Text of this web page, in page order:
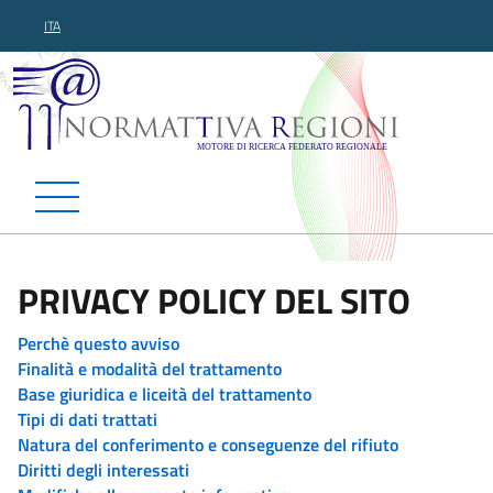
ITA
Normattiva Regioni -
PRIVACY POLICY DEL SITO
Perchè questo avviso
Finalità e modalità del trattamento
Base giuridica e liceità del trattamento
Tipi di dati trattati
Natura del conferimento e conseguenze del rifiuto
Diritti degli interessati